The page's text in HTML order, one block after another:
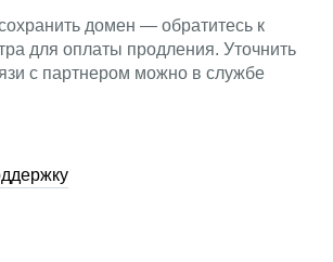
домен — обратитесь к
для оплаты продления. Уточнить
с партнером можно в службе